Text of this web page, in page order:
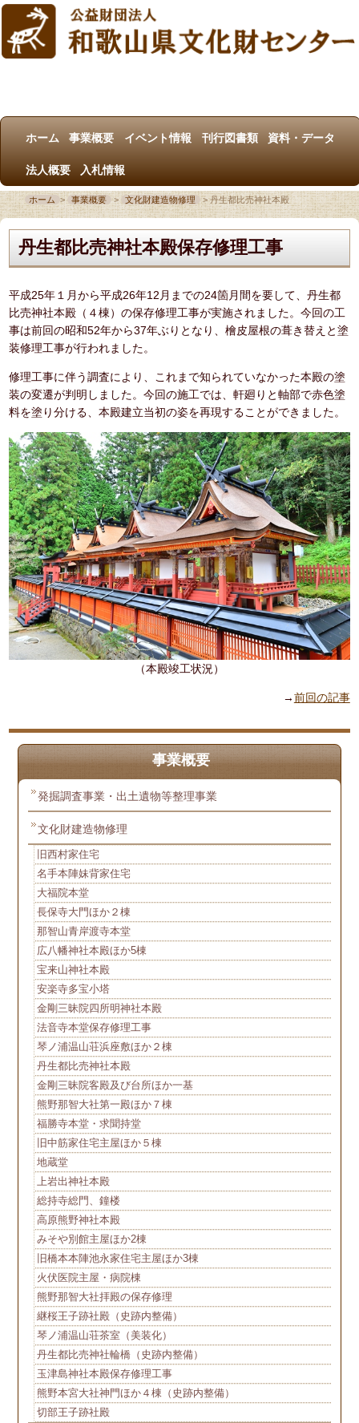
ホーム 事業概要 イベント情報 刊行図書類 資料・データ
法人概要 入札情報
ホーム > 事業概要 > 文化財建造物修理 >丹生都比売神社本殿
丹生都比売神社本殿保存修理工事
平成25年１月から平成26年12月までの24箇月間を要して、丹生都
比売神社本殿（４棟）の保存修理工事が実施されました。今回の工
事は前回の昭和52年から37年ぶりとなり、檜皮屋根の葺き替えと塗
装修理工事が行われました。
修理工事に伴う調査により、これまで知られていなかった本殿の塗
装の変遷が判明しました。今回の施工では、軒廻りと軸部で赤色塗
料を塗り分ける、本殿建立当初の姿を再現することができました。
（本殿竣工状況）
→前回の記事
事業概要
発掘調査事業・出土遺物等整理事業
文化財建造物修理
旧西村家住宅
名手本陣妹背家住宅
大福院本堂
長保寺大門ほか２棟
那智山青岸渡寺本堂
広八幡神社本殿ほか5棟
宝来山神社本殿
安楽寺多宝小塔
金剛三昧院四所明神社本殿
法音寺本堂保存修理工事
琴ノ浦温山荘浜座敷ほか２棟
丹生都比売神社本殿
金剛三昧院客殿及び台所ほか一基
熊野那智大社第一殿ほか７棟
福勝寺本堂・求聞持堂
旧中筋家住宅主屋ほか５棟
地蔵堂
上岩出神社本殿
総持寺総門、鐘楼
高原熊野神社本殿
みそや別館主屋ほか2棟
旧橋本本陣池永家住宅主屋ほか3棟
火伏医院主屋・病院棟
熊野那智大社拝殿の保存修理
継桜王子跡社殿（史跡内整備）
琴ノ浦温山荘茶室（美装化）
丹生都比売神社輪橋（史跡内整備）
玉津島神社本殿保存修理工事
熊野本宮大社神門ほか４棟（史跡内整備）
切部王子跡社殿